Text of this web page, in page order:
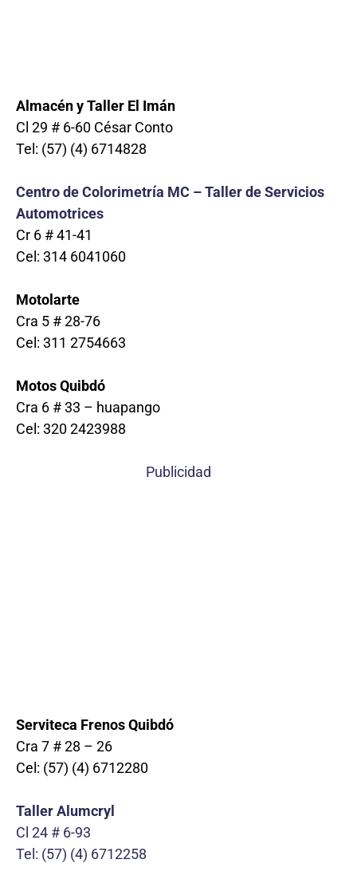
Almacén y Taller El Imán
Cl 29 # 6-60 César Conto
Tel: (57) (4) 6714828
Centro de Colorimetría MC – Taller de Servicios
Automotrices
Cr 6 # 41-41
Cel: 314 6041060
Motolarte
Cra 5 # 28-76
Cel: 311 2754663
Motos Quibdó
Cra 6 # 33 – huapango
Cel: 320 2423988
Publicidad
Serviteca Frenos Quibdó
Cra 7 # 28 – 26
Cel: (57) (4) 6712280
Taller Alumcryl
Cl 24 # 6-93
Tel: (57) (4) 6712258